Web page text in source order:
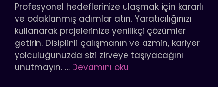
Profesyonel hedeflerinize ulaşmak için kararlı
ve odaklanmış adımlar atın. Yaratıcılığınızı
kullanarak projelerinize yenilikçi çözümler
getirin. Disiplinli çalışmanın ve azmin, kariyer
yolculuğunuzda sizi zirveye taşıyacağını
unutmayın. … Devamını oku